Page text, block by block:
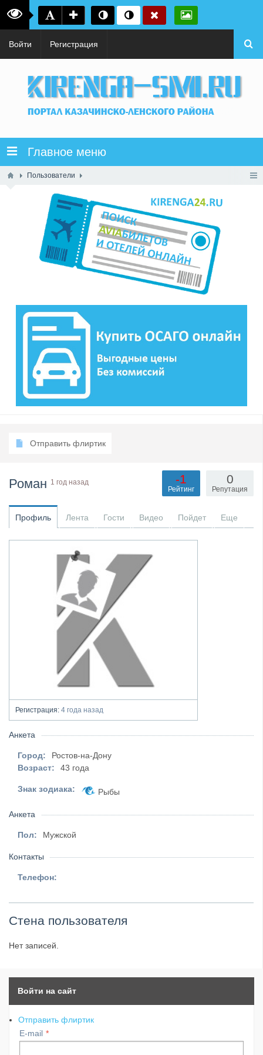
Войти Регистрация
Главное меню
Пользователи
Отправить флиртик
Роман 1 год назад 0
Репутация
-1
Рейтинг
Профиль Лента Гости Видео Пойдет Еще
Регистрация: 4 года назад
Анкета
Город:
Ростов-на-Дону
Возраст:
43 года
Знак зодиака: Рыбы
Анкета
Пол: Мужской
Контакты
Телефон:
Стена пользователя
Нет записей.
Войти на сайт
Отправить флиртик
E-mail